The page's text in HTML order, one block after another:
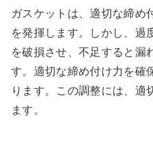
ガスケットは、適切な締め
を発揮します。しかし、過
を破損させ、不足すると漏
す。適切な締め付け力を確
ります。この調整には、適
ます。